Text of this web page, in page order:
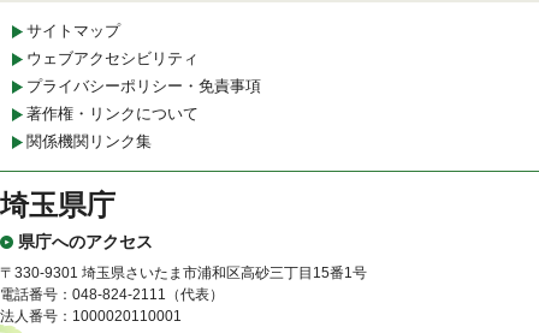
サイトマップ
ウェブアクセシビリティ
プライバシーポリシー・免責事項
著作権・リンクについて
関係機関リンク集
埼玉県庁
県庁へのアクセス
〒330-9301 埼玉県さいたま市浦和区高砂三丁目15番1号
電話番号：048-824-2111（代表）
法人番号：1000020110001